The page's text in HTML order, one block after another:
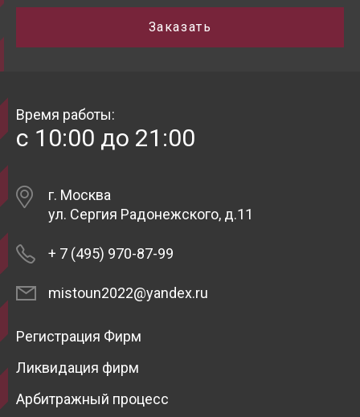
Заказать
Время работы:
с 10:00 до 21:00
г. Москва
ул. Сергия Радонежского, д.11
+ 7 (495) 970-87-99
mistoun2022@yandex.ru
Регистрация Фирм
Ликвидация фирм
Арбитражный процесс